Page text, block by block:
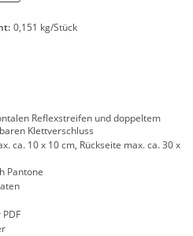
0,151 kg/Stück
Reflexstreifen und doppeltem
Klettverschluss
ca. 10 x 10 cm, Rückseite max. ca. 30 x
Pantone